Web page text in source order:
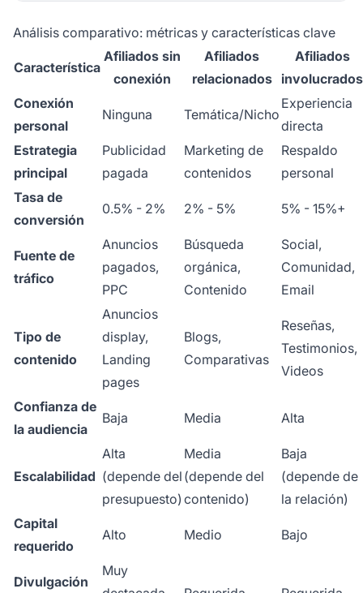
Análisis comparativo: métricas y características clave
Característica
Afiliados sin
conexión
Afiliados
relacionados
Afiliados
involucrados
Conexión
personal
Ninguna Temática/Nicho
Experiencia
directa
Estrategia
principal
Publicidad
pagada
Marketing de
contenidos
Respaldo
personal
Tasa de
conversión
0.5% - 2% 2% - 5% 5% - 15%+
Fuente de
tráfico
Anuncios
pagados,
PPC
Búsqueda
orgánica,
Contenido
Social,
Comunidad,
Email
Tipo de
contenido
Anuncios
display,
Landing
pages
Blogs,
Comparativas
Reseñas,
Testimonios,
Videos
Confianza de
la audiencia
Baja Media Alta
Escalabilidad
Alta
(depende del
presupuesto)
Media
(depende del
contenido)
Baja
(depende de
la relación)
Capital
requerido
Alto Medio Bajo
Divulgación
Muy